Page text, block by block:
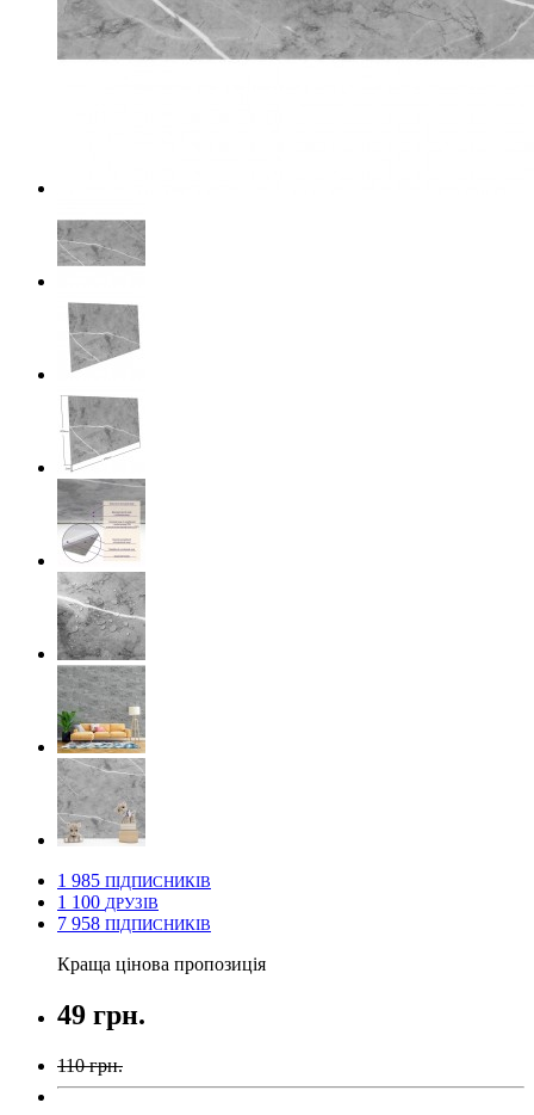
1 985 ПІДПИСНИКІВ
1 100 ДРУЗІВ
7 958 ПІДПИСНИКІВ
Краща цінова пропозиція
49 грн.
110 грн.